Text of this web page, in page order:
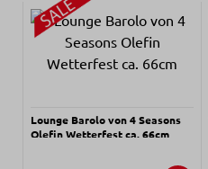
Lounge Barolo von 4 Seasons
Olefin Wetterfest ca. 66cm